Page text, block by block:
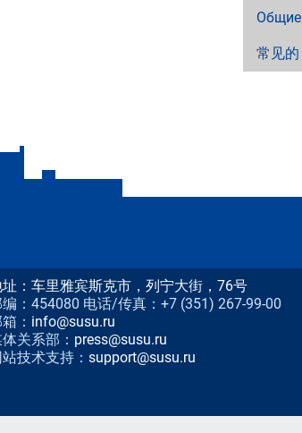
Общие
常见的
：车里雅宾斯克市，列宁大街，76号
编：454080 电话/传真：+7 (351) 267-99-00
： info@susu.ru
关系部： press@susu.ru
技术支持： support@susu.ru